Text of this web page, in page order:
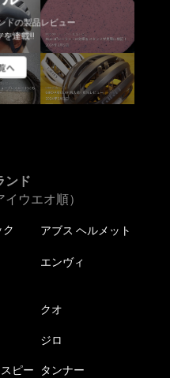
ドの製品レビュー
を連載!!
へ
ンド
ウエオ順）
ク アブス ヘルメット
エンヴィ
クオ
ジロ
ピー
タンナー